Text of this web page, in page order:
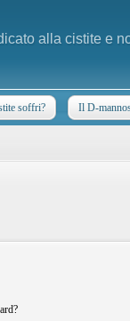
alla cistite e
soffri? Il D-